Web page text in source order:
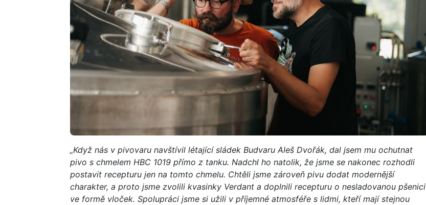
„Když nás v pivovaru navštívil létající sládek Budvaru Aleš Dvořák, dal jsem mu ochutnat
pivo s chmelem HBC 1019 přímo z tanku. Nadchl ho natolik, že jsme se nakonec rozhodli
postavit recepturu jen na tomto chmelu. Chtěli jsme zároveň pivu dodat modernější
charakter, a proto jsme zvolili kvasinky Verdant a doplnili recepturu o nesladovanou pšenici
ve formě vloček. Spolupráci jsme si užili v příjemné atmosféře s lidmi, kteří mají stejnou